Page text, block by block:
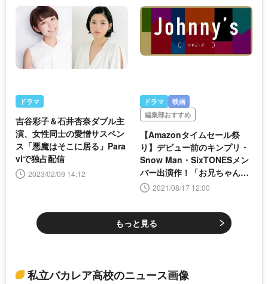
ドラマ
吉谷彩子＆石井杏奈ダブル主
演、女性同士の愛憎サスペン
ス「悪魔はそこに居る」Para
viで独占配信
2023/02/09 14:12
ドラマ
映画
編集部おすすめ
【Amazonタイムセール祭
り】デビュー前のキンプリ・
Snow Man・SixTONESメン
バー出演作！「お兄ちゃん、
ガチャ」など、ドラマのBOX
2021/08/17 12:00
もっと見る
私立バカレア高校のニュース画像